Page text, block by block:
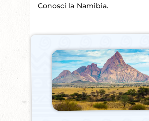
Conosci la Namibia.